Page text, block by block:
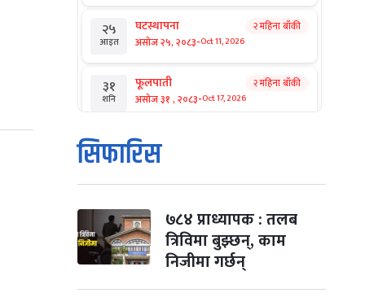
२५
आइत
घटस्थापना
असोज २५, २०८३-Oct 11, 2026
२ महिना बाँकी
३१
शनि
फूलपाती
असोज ३१ , २०८३-Oct 17, 2026
२ महिना बाँकी
१
आइत
कार्तिक सङ्क्रान्ति
कार्तिक १, २०८३
मंगल कार्तिक ३, २०८३ -Oct 20, 2026
४ विजयादशमी
कार्तिक ४, २०८३-Oct 21, 2026
सिफारिस
७८४ प्राध्यापक : तलब
त्रिविमा बुझ्छन्, काम
निजीमा गर्छन्